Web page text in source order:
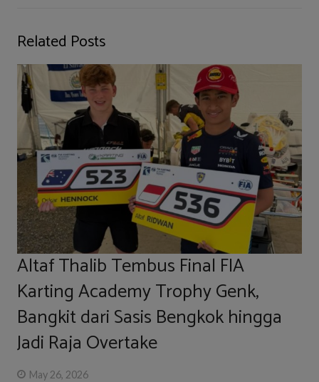
Related Posts
Altaf Thalib Tembus Final FIA
Karting Academy Trophy Genk,
Bangkit dari Sasis Bengkok hingga
Jadi Raja Overtake
May 26, 2026